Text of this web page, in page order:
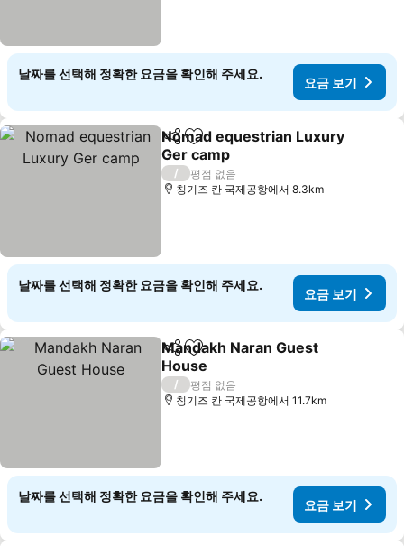
날짜를 선택해 정확한 요금을 확인해 주세요.
요금 보기
공유 즐겨찾기에 추가
Nomad equestrian Luxury
Ger camp
요금 보기
/
평점 없음
칭기즈 칸 국제공항에서 8.3km
날짜를 선택해 정확한 요금을 확인해 주세요.
요금 보기
공유 즐겨찾기에 추가
Mandakh Naran Guest
House
요금 보기
/
평점 없음
칭기즈 칸 국제공항에서 11.7km
날짜를 선택해 정확한 요금을 확인해 주세요.
요금 보기